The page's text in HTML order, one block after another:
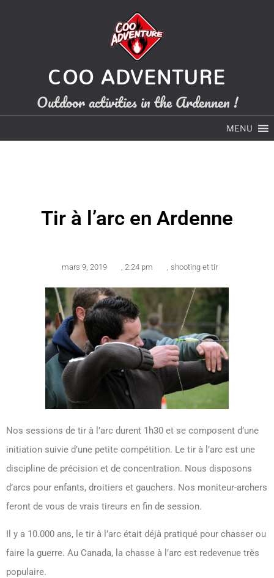
COO ADVENTURE
Outdoor activities in the Ardennen !
MENU
Tir à l’arc en Ardenne
mars 9, 2019 , 2:24 pm , shooting et tir
Nos sessions de tir à l’arc durent 1h30 et se composent d’une
initiation suivie d’une petite compétition. Le tir à l’arc est une
discipline de précision et de concentration. Nous disposons
d’arcs pour enfants, droitiers et gauchers. Nos moniteur-archers
feront de vous de vrais tireurs en fin de session.
Il y a 10.000 ans, le tir à l’arc était déjà pratiqué pour chasser ou
faire la guerre. Au Canada, la chasse à l’arc est redevenue très
populaire.